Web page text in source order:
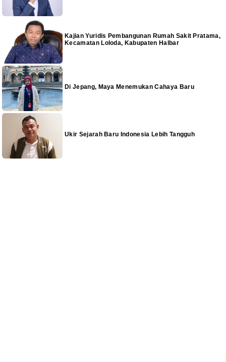
Kajian Yuridis Pembangunan Rumah Sakit Pratama,
Kecamatan Loloda, Kabupaten Halbar
Di Jepang, Maya Menemukan Cahaya Baru
Ukir Sejarah Baru Indonesia Lebih Tangguh